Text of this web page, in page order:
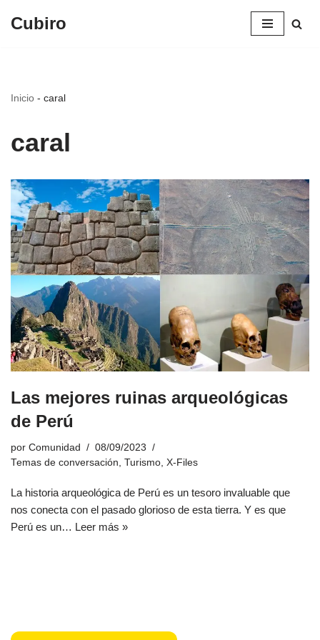
Cubiro
Inicio - caral
caral
Las mejores ruinas arqueológicas
de Perú
por Comunidad
08/09/2023
Temas de conversación Turismo X-Files
La historia arqueológica de Perú es un tesoro invaluable que
nos conecta con el pasado glorioso de esta tierra. Y es que
Perú es un… Leer más »